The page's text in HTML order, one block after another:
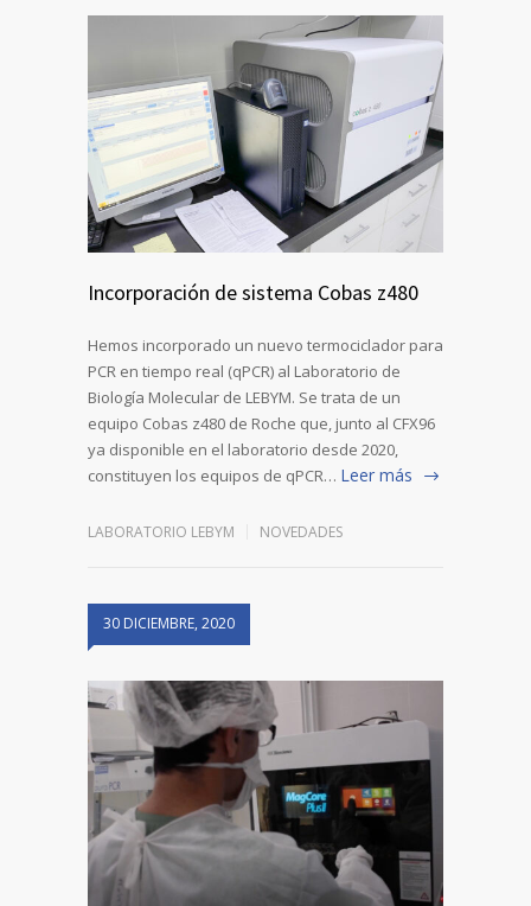
Incorporación de sistema Cobas z480
Hemos incorporado un nuevo termociclador para
PCR en tiempo real (qPCR) al Laboratorio de
Biología Molecular de LEBYM. Se trata de un
equipo Cobas z480 de Roche que, junto al CFX96
ya disponible en el laboratorio desde 2020,
constituyen los equipos de qPCR… Leer más
LABORATORIO LEBYM NOVEDADES
30 DICIEMBRE, 2020